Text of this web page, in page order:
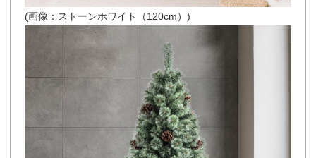
(画像：ストーンホワイト（120cm）)